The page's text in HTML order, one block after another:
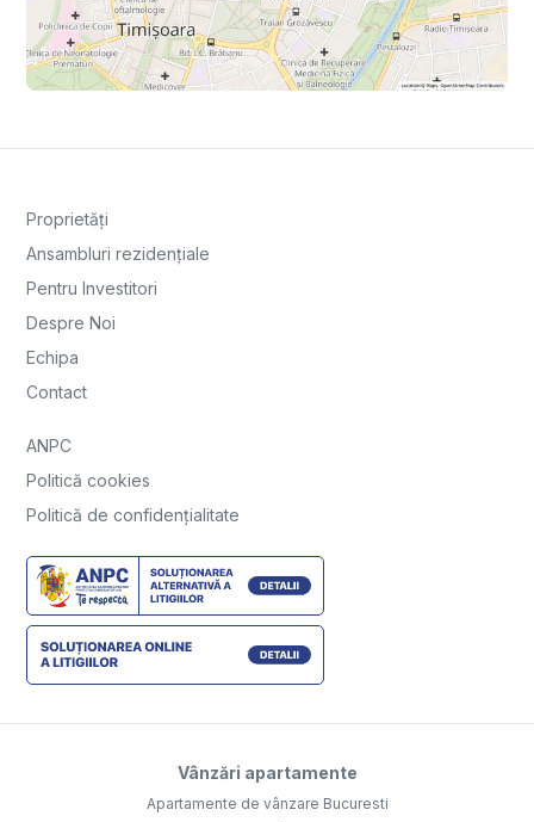
Proprietăți
Ansambluri rezidențiale
Pentru Investitori
Despre Noi
Echipa
Contact
ANPC
Politică cookies
Politică de confidențialitate
Vânzări apartamente
Apartamente de vânzare Bucuresti